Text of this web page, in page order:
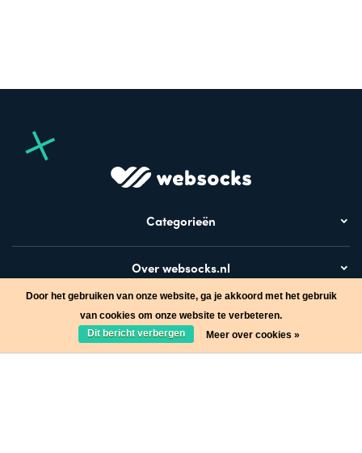
Categorieën
Over websocks.nl
Bezoek ook
Door het gebruiken van onze website, ga je akkoord met het gebruik
van cookies om onze website te verbeteren.
Dit bericht verbergen
Meer over cookies »